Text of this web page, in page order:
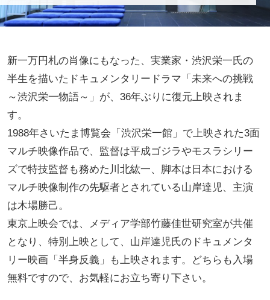
新一万円札の肖像にもなった、実業家・渋沢栄一氏の
半生を描いたドキュメンタリードラマ「未来への挑戦
～渋沢栄一物語～」が、36年ぶりに復元上映されま
す。
1988年さいたま博覧会「渋沢栄一館」で上映された3面
マルチ映像作品で、監督は平成ゴジラやモスラシリー
ズで特技監督も務めた川北紘一、脚本は日本における
マルチ映像制作の先駆者とされている山岸達児、主演
は木場勝己。
東京上映会では、メディア学部竹藤佳世研究室が共催
となり、特別上映として、山岸達児氏のドキュメンタ
リー映画「半身反義」も上映されます。どちらも入場
無料ですので、お気軽にお立ち寄り下さい。